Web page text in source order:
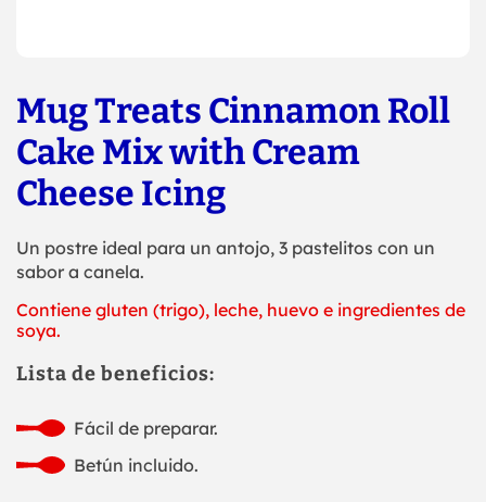
Mug Treats Cinnamon Roll
Cake Mix with Cream
Cheese Icing
Un postre ideal para un antojo, 3 pastelitos con un
sabor a canela.
Contiene gluten (trigo), leche, huevo e ingredientes de
soya.
Lista de beneficios:
Fácil de preparar.
Betún incluido.